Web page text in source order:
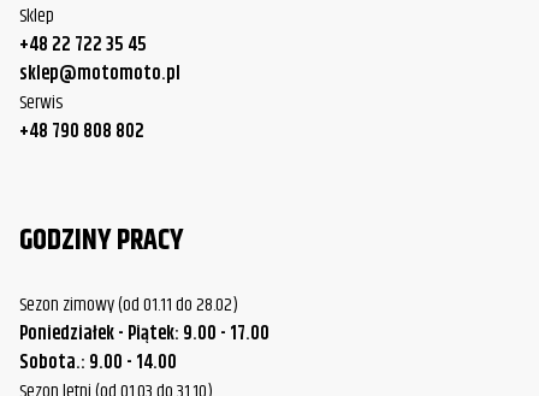
Sklep
+48 22 722 35 45
sklep@motomoto.pl
Serwis
+48 790 808 802
GODZINY PRACY
Sezon zimowy (od 01.11 do 28.02)
Poniedziałek - Piątek: 9.00 - 17.00
Sobota.: 9.00 - 14.00